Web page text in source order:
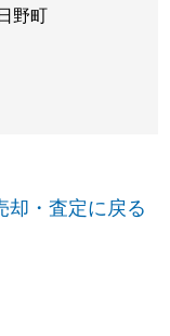
野町
却・査定に戻る